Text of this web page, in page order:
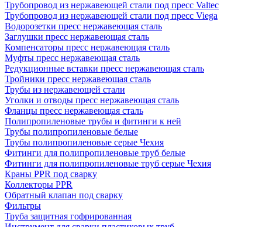
Трубопровод из нержавеющей стали под пресс Valtec
Трубопровод из нержавеющей стали под пресс Viega
Водорозетки пресс нержавеющая сталь
Заглушки пресс нержавеющая сталь
Компенсаторы пресс нержавеющая сталь
Муфты пресс нержавеющая сталь
Редукционные вставки пресс нержавеющая сталь
Тройники пресс нержавеющая сталь
Трубы из нержавеющей стали
Уголки и отводы пресс нержавеющая сталь
Фланцы пресс нержавеющая сталь
Полипропиленовые трубы и фитинги к ней
Трубы полипропиленовые белые
Трубы полипропиленовые серые Чехия
Фитинги для полипропиленовые труб белые
Фитинги для полипропиленовые труб серые Чехия
Краны PPR под сварку
Коллекторы PPR
Обратный клапан под сварку
Фильтры
Труба защитная гофрированная